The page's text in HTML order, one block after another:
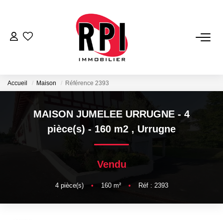
VENTES
LOCATIONS
LOCATIONS VACANCES
Estimation
Accueil Maison Référence 2393
MAISON JUMELEE URRUGNE - 4
pièce(s) - 160 m2 , Urrugne
Vendu
4pièce(s) • 160m² • Réf : 2393